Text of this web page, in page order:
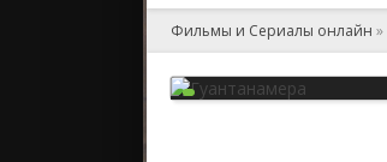
Фильмы и Сериалы онлайн »